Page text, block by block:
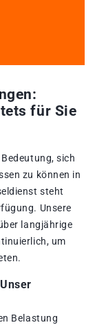
für Sie
sich
zu können in
steht
Unsere
langjährige
um
Belastung